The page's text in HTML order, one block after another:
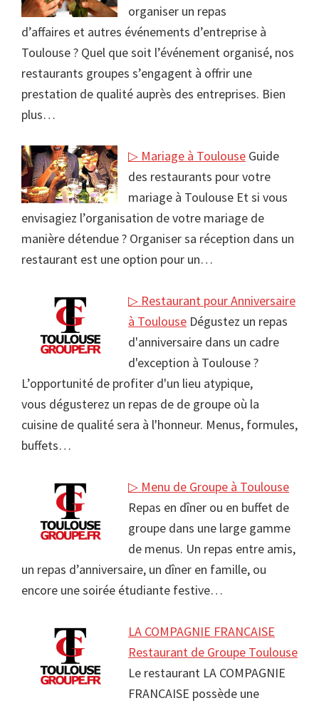
organiser un repas
d’affaires et autres événements d’entreprise à
Toulouse ? Quel que soit l’événement organisé, nos
restaurants groupes s’engagent à offrir une
prestation de qualité auprès des entreprises. Bien
plus…
▷ Mariage à Toulouse Guide
des restaurants pour votre
mariage à Toulouse Et si vous
envisagiez l’organisation de votre mariage de
manière détendue ? Organiser sa réception dans un
restaurant est une option pour un…
▷ Restaurant pour Anniversaire
à Toulouse Dégustez un repas
d'anniversaire dans un cadre
d'exception à Toulouse ?
L’opportunité de profiter d'un lieu atypique,
vous dégusterez un repas de de groupe où la
cuisine de qualité sera à l'honneur. Menus, formules,
buffets…
▷ Menu de Groupe à Toulouse
Repas en dîner ou en buffet de
groupe dans une large gamme
de menus. Un repas entre amis,
un repas d’anniversaire, un dîner en famille, ou
encore une soirée étudiante festive…
LA COMPAGNIE FRANCAISE
Restaurant de Groupe Toulouse
Le restaurant LA COMPAGNIE
FRANCAISE possède une